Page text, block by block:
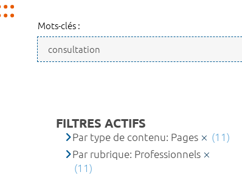
Mots-clés :
FILTRES ACTIFS
Par type de contenu: Pages
(11)
Par rubrique: Professionnels
(11)